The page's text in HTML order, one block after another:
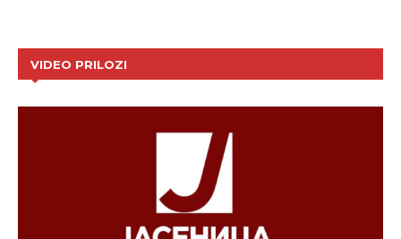
VIDEO PRILOZI